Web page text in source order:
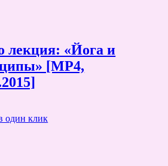
лекция: «Йога и
[MP4,
один клик